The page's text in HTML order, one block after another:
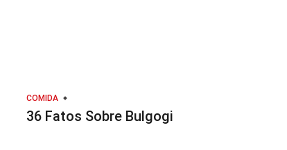
COMIDA
36 Fatos Sobre Bulgogi